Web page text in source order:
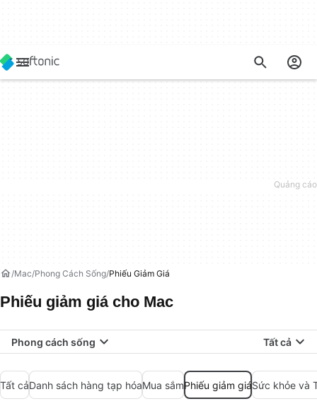
Mac Phong Cách Sống Phiếu Giảm Giá
Phiếu giảm giá cho Mac
Phong cách sống Tất cả
Tất cảDanh sách hàng tạp hóaMua sắmPhiếu giảm giáSức khỏe và